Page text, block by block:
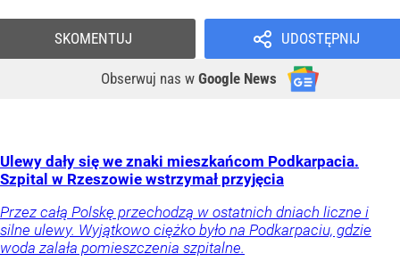
UDOSTĘPNIJ
Obserwuj nas w Google News
SKOMENTUJ
Ulewy dały się we znaki mieszkańcom Podkarpacia.
Szpital w Rzeszowie wstrzymał przyjęcia
Przez całą Polskę przechodzą w ostatnich dniach liczne i
silne ulewy. Wyjątkowo ciężko było na Podkarpaciu, gdzie
woda zalała pomieszczenia szpitalne.